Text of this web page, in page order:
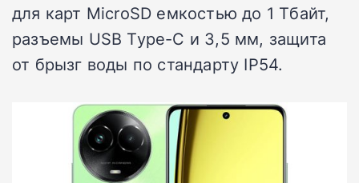
для карт MicroSD емкостью до 1 Тбайт,
разъемы USB Type-C и 3,5 мм, защита
от брызг воды по стандарту IP54.